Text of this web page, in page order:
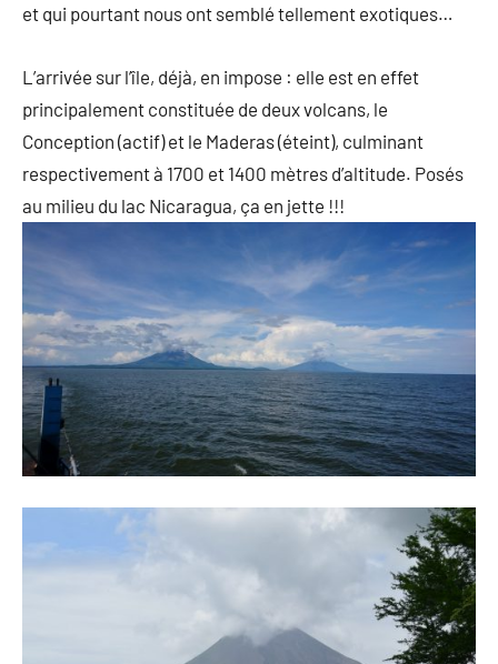
et qui pourtant nous ont semblé tellement exotiques…
L’arrivée sur l’île, déjà, en impose : elle est en effet
principalement constituée de deux volcans, le
Conception (actif) et le Maderas (éteint), culminant
respectivement à 1700 et 1400 mètres d’altitude. Posés
au milieu du lac Nicaragua, ça en jette !!!